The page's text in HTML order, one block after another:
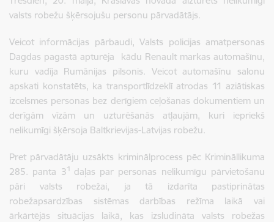
valsts robežu šķērsojušu personu pārvadātājs.
Veicot informācijas pārbaudi, Valsts policijas amatpersonas
Dagdas pagastā apturēja kādu Renault markas automašīnu,
kuru vadīja Rumānijas pilsonis. Veicot automašīnu salonu
apskati konstatēts, ka transportlīdzeklī atrodas 11 aziātiskas
izcelsmes personas bez derīgiem ceļošanas dokumentiem un
derīgām vīzām un uzturēšanās atļaujām, kuri iepriekš
nelikumīgi šķērsoja Baltkrievijas-Latvijas robežu.
Pret pārvadātāju uzsākts kriminālprocess pēc Krimināllikuma
285. panta 31 daļas par personas nelikumīgu pārvietošanu
pāri valsts robežai, ja tā izdarīta pastiprinātas
robežapsardzības sistēmas darbības režīma laikā vai
ārkārtējās situācijas laikā, kas izsludināta valsts robežas